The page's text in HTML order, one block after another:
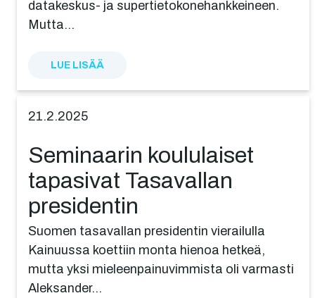
datakeskus- ja supertietokonehankkeineen.
Mutta…
LUE LISÄÄ
21.2.2025
Seminaa­rin koulu­lai­set
tapasivat Tasaval­lan
presidentin
Suomen tasavallan presidentin vierailulla
Kainuussa koettiin monta hienoa hetkeä,
mutta yksi mieleenpainuvimmista oli varmasti
Aleksander…